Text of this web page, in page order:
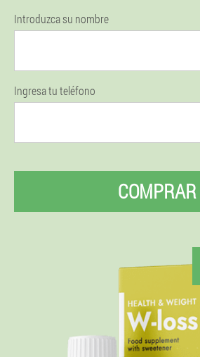
Introduzca su nombre
Ingresa tu teléfono
COMPRAR